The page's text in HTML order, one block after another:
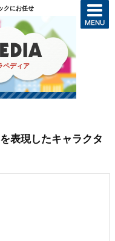
クにお任せ
ペディア
表現したキャラクタ